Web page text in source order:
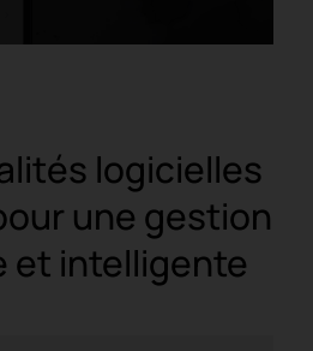
logicielles
une gestion
et intelligente